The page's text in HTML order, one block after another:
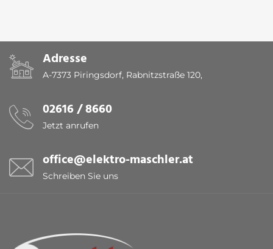
Adresse
A-7373 Piringsdorf, Rabnitzstraße 120,
02616 / 8660
Jetzt anrufen
office@elektro-maschler.at
Schreiben Sie uns